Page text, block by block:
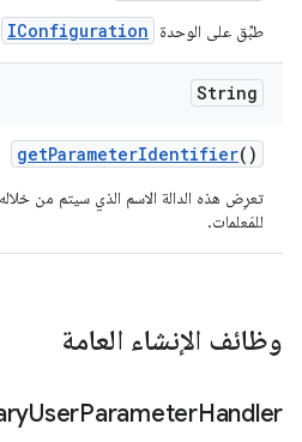
طبِّق على الوحدة IConfiguration
String
getParameterIdentifier()
تعرِض هذه الدالة الاسم الذي سيتم من
للمَعلمات.
وظائف الإنشاء العامة
UserParameterHandler